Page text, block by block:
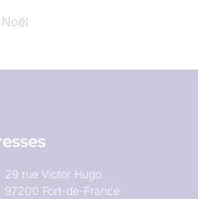
29 rue Victor Hugo
97200 Fort-de-France